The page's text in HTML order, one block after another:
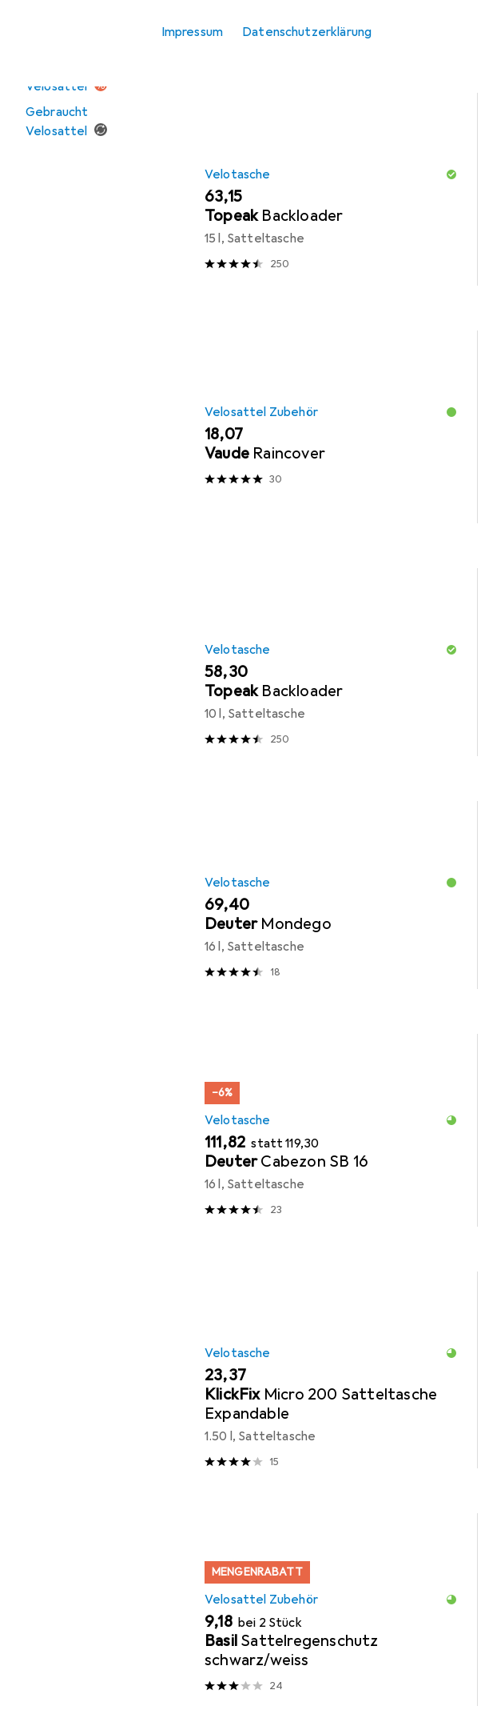
Impressum Datenschutzerklärung
Velosattel
Gebraucht
Velosattel
Sortieren nach:Relevanz
Velotasche
EUR
63,15
Topeak Backloader
15 l, Satteltasche
250
Velosattel Zubehör
EUR
18,07
Vaude Raincover
30
Velotasche
EUR
58,30
Topeak Backloader
10 l, Satteltasche
250
Velotasche
EUR
69,40
Deuter Mondego
16 l, Satteltasche
18
−6%
Velotasche
EUR
111,82 stattEUR
119,30
DeuterCabezon SB 16
16 l, Satteltasche
23
Velotasche
EUR
23,37
KlickFix Micro 200 Satteltasche
Expandable
1.50 l, Satteltasche
15
MENGENRABATT
Velosattel Zubehör
EUR
9,18 bei 2 Stück
Basil Sattelregenschutz
schwarz/weiss
24